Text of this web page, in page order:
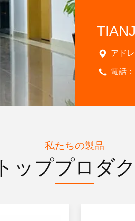
アドレ
電話：
私たちの製品
トッププロダ